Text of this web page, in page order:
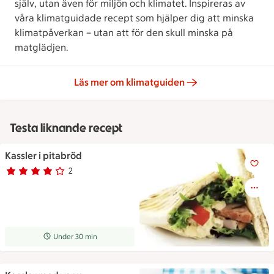
själv, utan även för miljön och klimatet. Inspireras av
våra klimatguidade recept som hjälper dig att minska
klimatpåverkan – utan att för den skull minska på
matglädjen.
Läs mer om klimatguiden
Testa liknande recept
Kassler i pitabröd
Betyg 4 av 5.
2
2 personer har röstat
Receptet tar Under 30 min att tillaga
Under 30 min